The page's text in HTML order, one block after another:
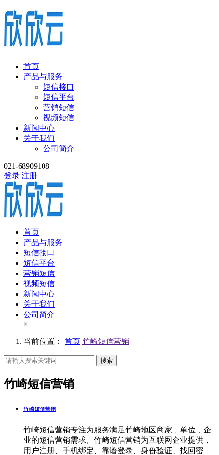
首页
产品与服务
短信接口
短信平台
营销短信
视频短信
新闻中心
关于我们
公司简介
021-68909108
登录 注册
首页
产品与服务
短信接口
短信平台
营销短信
视频短信
新闻中心
关于我们
公司简介
×
当前位置： 首页 竹崎短信营销
搜索
竹崎短信营销
竹崎短信营销
竹崎短信营销专注为服务满足竹崎地区商家，单位，企
业的短信营销需求。竹崎短信营销为互联网企业提供，
用户注册、手机绑定、靠谱登录、身份验证、找回密